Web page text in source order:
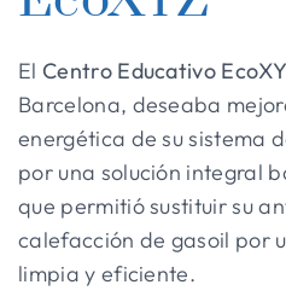
El Centro Educativo
Barcelona, deseaba
energética de su sistema
por una solución integral
que permitió sustituir su
calefacción de gasoil por
limpia y eficiente.